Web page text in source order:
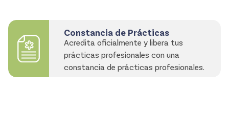
Constancia de Prácticas
Acredita oficialmente y libera tus
prácticas profesionales con una
constancia de prácticas profesionales.